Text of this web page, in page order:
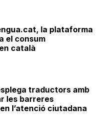
la plataforma
el consum
català
traductors amb
les barreres
l’atenció ciutadana